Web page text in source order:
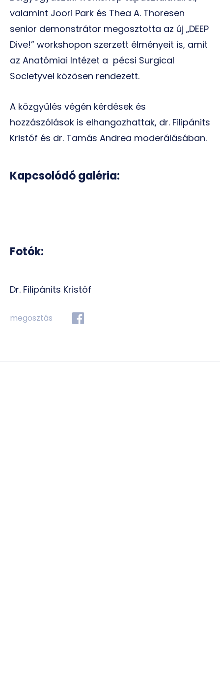
valamint Joori Park és Thea A. Thoresen
senior demonstrátor megosztotta az új „DEEP
Dive!” workshopon szerzett élményeit is, amit
az Anatómiai Intézet a pécsi Surgical
Societyvel közösen rendezett.
A közgyűlés végén kérdések és
hozzászólások is elhangozhattak, dr. Filipánits
Kristóf és dr. Tamás Andrea moderálásában.
Kapcsolódó galéria:
Fotók:
Dr. Filipánits Kristóf
megosztás